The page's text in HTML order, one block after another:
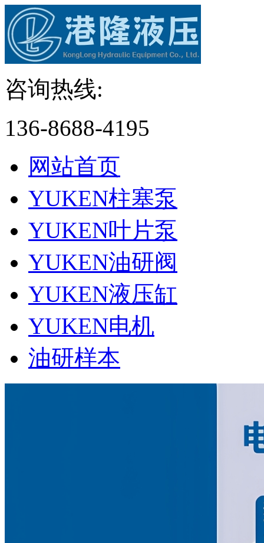
咨询热线:
136-8688-4195
网站首页
YUKEN柱塞泵
YUKEN叶片泵
YUKEN油研阀
YUKEN液压缸
YUKEN电机
油研样本